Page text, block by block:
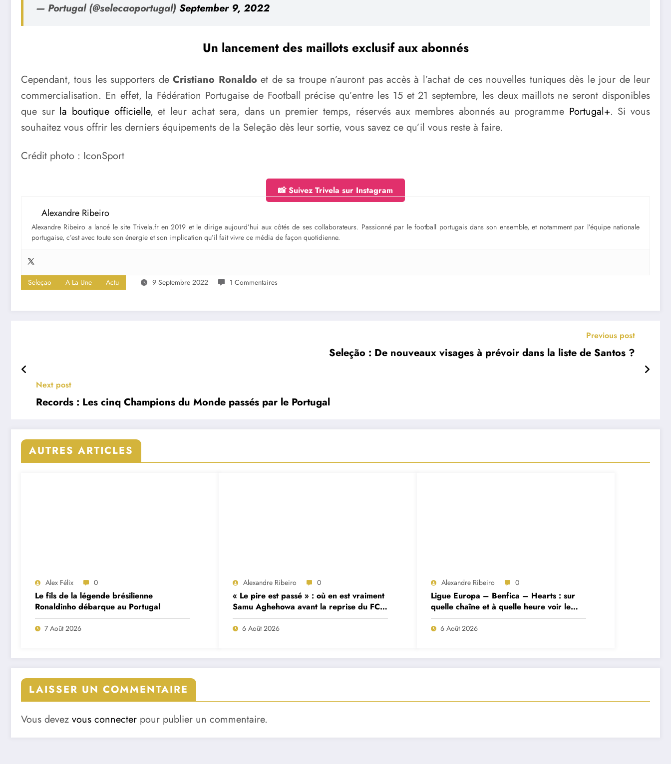
— Portugal (@selecaoportugal) September 9, 2022
Un lancement des maillots exclusif aux abonnés
Cependant, tous les supporters deCristiano Ronaldo et de sa troupe n’auront pas accès à l’achat de ces nouvelles tuniques dès le jour de leur
commercialisation. En effet, la Fédération Portugaise de Football précise qu’entre les 15 et 21 septembre, les deux maillots ne seront disponibles
que sur la boutique officielle, et leur achat sera, dans un premier temps, réservés aux membres abonnés au programme Portugal+. Si vous
souhaitez vous offrir les derniers équipements de la Seleção dès leur sortie, vous savez ce qu’il vous reste à faire.
Crédit photo : IconSport
📸 Suivez Trivela sur Instagram
Alexandre Ribeiro
Alexandre Ribeiro a lancé le site Trivela.fr en 2019 et le dirige aujourd’hui aux côtés de ses collaborateurs. Passionné par le football portugais dans son ensemble, et notamment par l’équipe nationale
portugaise, c’est avec toute son énergie et son implication qu’il fait vivre ce média de façon quotidienne.
Seleçao A La Une Actu 9 Septembre 2022 1 Commentaires
Previous post
Seleção : De nouveaux visages à prévoir dans la liste de Santos ?
Next post
Records : Les cinq Champions du Monde passés par le Portugal
AUTRES ARTICLES
Alex Félix 0
Le fils de la légende brésilienne
Ronaldinho débarque au Portugal
7 Août 2026
Alexandre Ribeiro 0
« Le pire est passé » : où en est vraiment
Samu Aghehowa avant la reprise du FC
Porto ?
6 Août 2026
Alexandre Ribeiro 0
Ligue Europa – Benfica – Hearts : sur
quelle chaîne et à quelle heure voir le
match ?
6 Août 2026
LAISSER UN COMMENTAIRE
Vous devez vous connecter pour publier un commentaire.